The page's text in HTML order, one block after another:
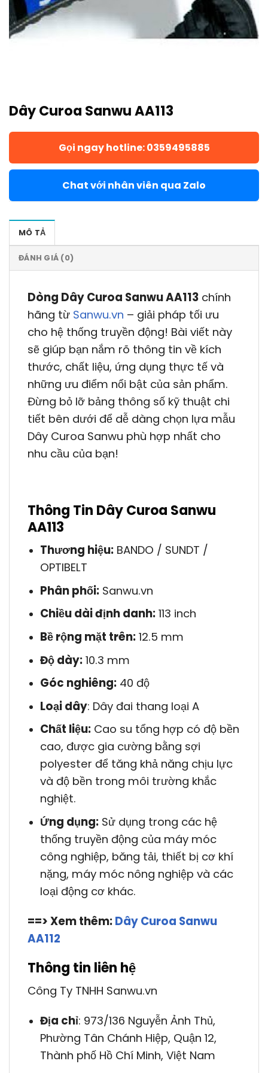
Dây Curoa Sanwu AA113
Gọi ngay hotline: 0359495885
Chat với nhân viên qua Zalo
MÔ TẢ
ĐÁNH GIÁ (0)
Dòng Dây Curoa Sanwu AA113 chính
hãng từ Sanwu.vn – giải pháp tối ưu
cho hệ thống truyền động! Bài viết này
sẽ giúp bạn nắm rõ thông tin về kích
thước, chất liệu, ứng dụng thực tế và
những ưu điểm nổi bật của sản phẩm.
Đừng bỏ lỡ bảng thông số kỹ thuật chi
tiết bên dưới để dễ dàng chọn lựa mẫu
Dây Curoa Sanwu phù hợp nhất cho
nhu cầu của bạn!
Thông Tin Dây Curoa Sanwu
AA113
Thương hiệu:BANDO / SUNDT /
OPTIBELT
Phân phối:Sanwu.vn
Chiều dài định danh:113 inch
Bề rộng mặt trên:12.5 mm
Độ dày:10.3 mm
Góc nghiêng:40 độ
Loại dây: Dây đai thang loại A
Chất liệu:Cao su tổng hợp có độ bền
cao, được gia cường bằng sợi
polyester để tăng khả năng chịu lực
và độ bền trong môi trường khắc
nghiệt.
Ứng dụng:Sử dụng trong các hệ
thống truyền động của máy móc
công nghiệp, băng tải, thiết bị cơ khí
nặng, máy móc nông nghiệp và các
loại động cơ khác.
==> Xem thêm: Dây Curoa Sanwu
AA112
Thông tin liên hệ
Công Ty TNHH Sanwu.vn
Địa chỉ: 973/136 Nguyễn Ảnh Thủ,
Phường Tân Chánh Hiệp, Quận 12,
Thành phố Hồ Chí Minh, Việt Nam